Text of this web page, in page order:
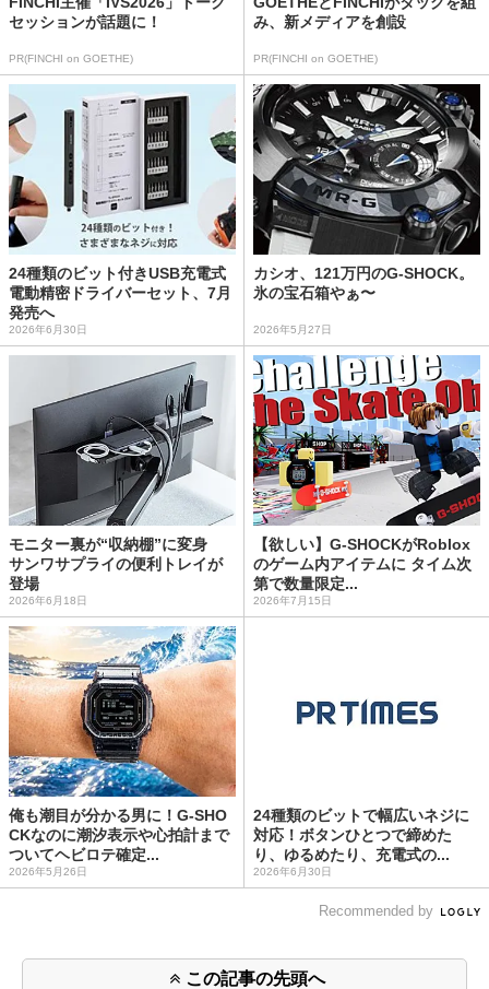
セッションが話題に！
PR(FINCHI on GOETHE)
み、新メディアを創設
PR(FINCHI on GOETHE)
24種類のビット付きUSB充電式
電動精密ドライバーセット、7月
発売へ
2026年6月30日
カシオ、121万円のG-SHOCK。
氷の宝石箱やぁ〜
2026年5月27日
モニター裏が“収納棚”に変身
サンワサプライの便利トレイが
登場
2026年6月18日
【欲しい】G-SHOCKがRoblox
のゲーム内アイテムに タイム次
第で数量限定...
2026年7月15日
俺も潮目が分かる男に！G-SHO
CKなのに潮汐表示や心拍計まで
ついてヘビロテ確定...
2026年5月26日
24種類のビットで幅広いネジに
対応！ボタンひとつで締めた
り、ゆるめたり、充電式の...
2026年6月30日
Recommended by
この記事の先頭へ